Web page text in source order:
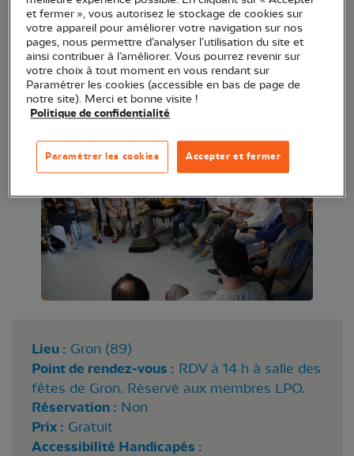
locaux : relecture des activités de l'association dans
l'Yonne en 2024, élection des conseillers territoriaux
LPO et perspectives, suivi d'un moment de
convivialité et d'échanges.
RDV à 14 h à salle des fêtes de Gron. Réservé aux
Lieu : Gron (89)
Point de rendez-vous : RDV à 14 h à salle des
fêtes de Gron. Réservé aux membres LPO.
Réservation : Non
Prix : Gratuit
Accessibilité Handicapés :
et fermer », vous autorisez le stockage de cookies sur
votre appareil pour améliorer votre navigation sur nos
pages, nous permettre d’analyser l’utilisation du site et
ainsi contribuer à l’améliorer. Vous pourrez revenir sur
votre choix à tout moment en vous rendant sur
Paramétrer les cookies (accessible en bas de page de
notre site). Merci et bonne visite !
Politique de confidentialité
Accepter et fermer
Paramétrer les cookies